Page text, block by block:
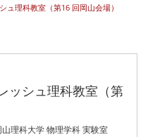
ュ理科教室（第16 回岡山会場）
ッシュ理科教室（第
山理科大学 物理学科 実験室